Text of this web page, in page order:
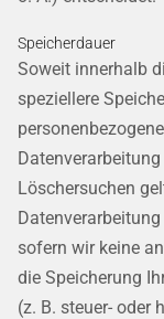
Speicherdauer
Soweit innerhalb
speziellere
Löschersuchen
sofern wir keine
die Speicherung
(z. B. steuer- oder